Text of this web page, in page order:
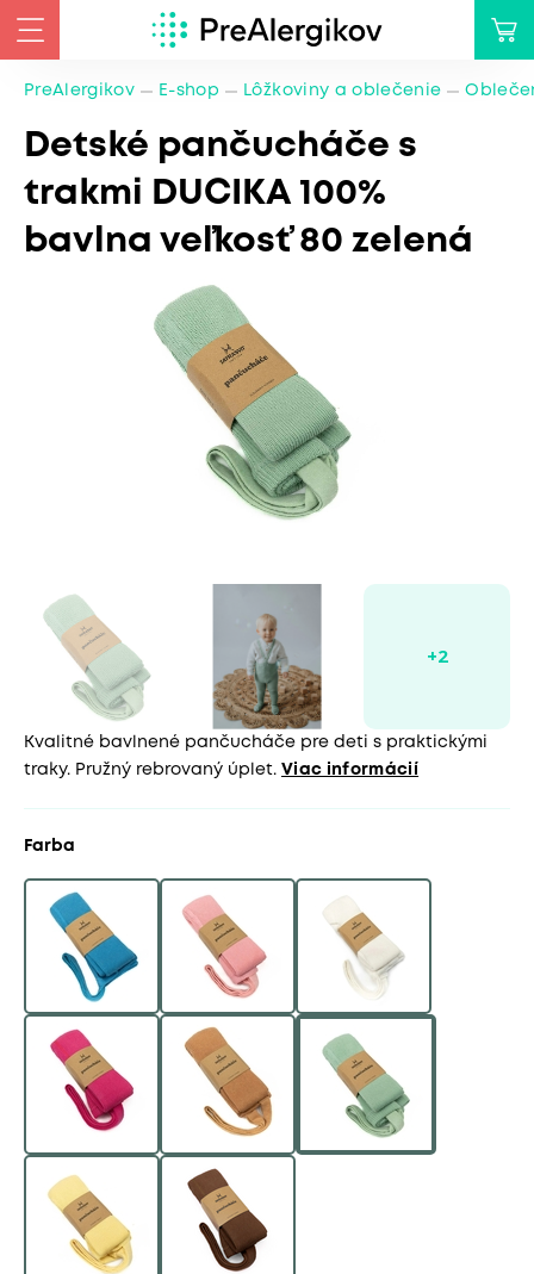
PreAlergikov E-shop Lôžkoviny a oblečenie
Detské pančucháče s
trakmi DUCIKA 100%
bavlna veľkosť 80 zelená
Kvalitné bavlnené pančucháče pre deti s praktickými
traky. Pružný rebrovaný úplet. Viac informácií
Farba